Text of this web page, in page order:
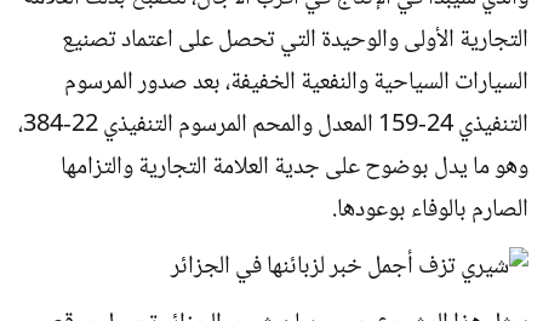
التجارية الأولى والوحيدة التي تحصل على اعتماد تصنيع
السيارات السياحية والنفعية الخفيفة، بعد صدور المرسوم
التنفيذي 24-159 المعدل والمحم المرسوم التنفيذي 22-384،
وهو ما يدل بوضوح على جدية العلامة التجارية والتزامها
الصارم بالوفاء بوعودها.